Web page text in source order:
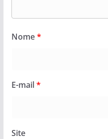
Nome*
E-mail*
Site